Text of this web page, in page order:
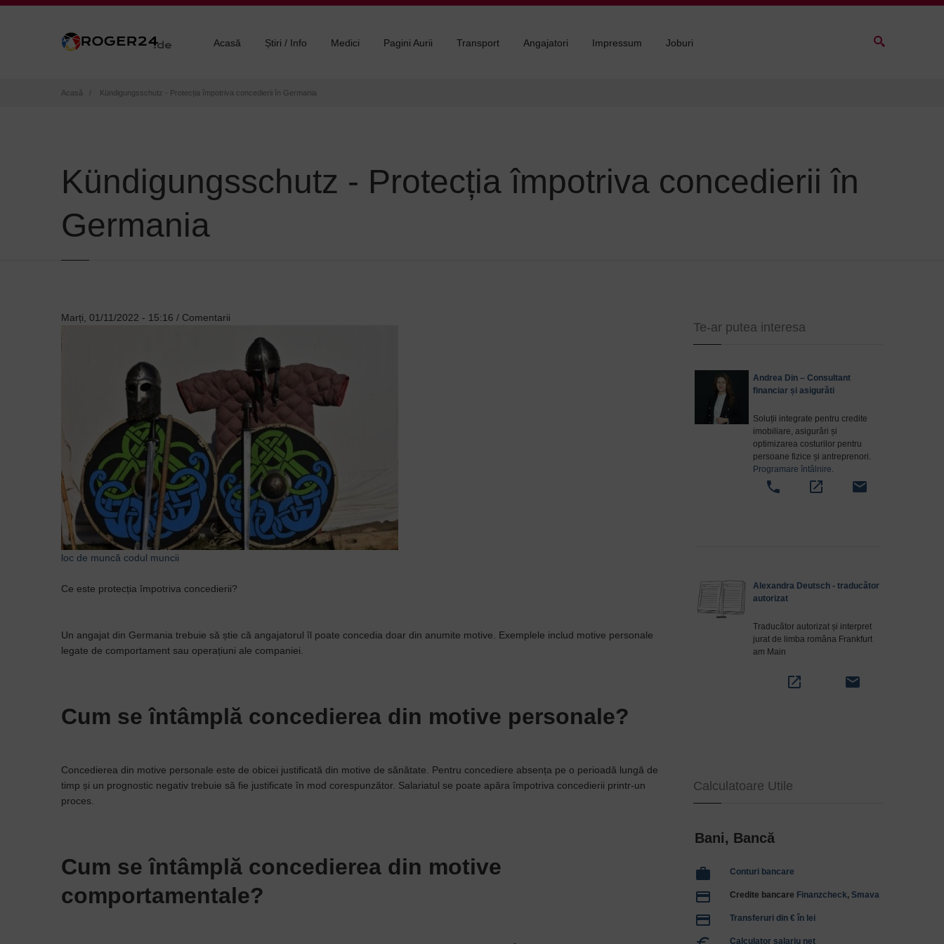
Acasă Știri / Info Medici Pagini Aurii Transport Angajatori Impressum Joburi
Breadcrumb
Acasă Kündigungsschutz - Protecția împotriva concedierii în Germania
Kündigungsschutz - Protecția împotriva concedierii în
Germania
Marți, 01/11/2022 - 15:16 / Comentarii
loc de muncă codul muncii
Ce este protecția împotriva concedierii?
Un angajat din Germania trebuie să știe că angajatorul îl poate concedia doar din anumite motive. Exemplele includ motive personale
legate de comportament sau operațiuni ale companiei.
Cum se întâmplă concedierea din motive personale?
Concedierea din motive personale este de obicei justificată din motive de sănătate. Pentru concediere absența pe o perioadă lungă de
timp și un prognostic negativ trebuie să fie justificate în mod corespunzător. Salariatul se poate apăra împotriva concedierii printr-un
proces.
Cum se întâmplă concedierea din motive
comportamentale?
Te-ar putea interesa
Andrea Din – Consultant
financiar și asigurăti
Soluții integrate pentru credite
imobiliare, asigurări și
optimizarea costurilor pentru
persoane fizice și antreprenori.
Programare întâlnire.
phone open_in_new email
Alexandra Deutsch - traducător
autorizat
Traducător autorizat și interpret
jurat de limba româna Frankfurt
am Main
open_in_new email
Calculatoare Utile
Bani, Bancă
work Conturi bancare
payment Credite bancare Finanzcheck, Smava
payment Transferuri din € în lei
Calculator salariu net